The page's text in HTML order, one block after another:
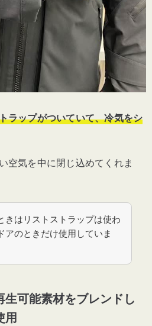
ラップがついていて、冷気をシ
空気を中に閉じ込めてくれま
きはリストストラップは使わ
アのときだけ使用していま
生可能素材をブレンドし
用